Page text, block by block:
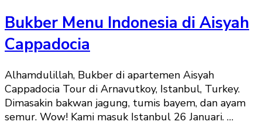
Bukber Menu Indonesia di Aisyah
Cappadocia
Alhamdulillah, Bukber di apartemen Aisyah
Cappadocia Tour di Arnavutkoy, Istanbul, Turkey.
Dimasakin bakwan jagung, tumis bayem, dan ayam
semur. Wow! Kami masuk Istanbul 26 Januari. …